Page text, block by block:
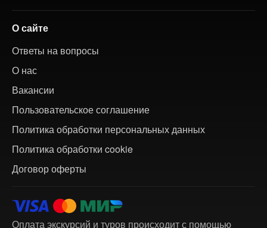
О сайте
Ответы на вопросы
О нас
Вакансии
Пользовательское соглашение
Политика обработки персональных данных
Политика обработки cookie
Договор оферты
Оплата экскурсий и туров происходит с помощью